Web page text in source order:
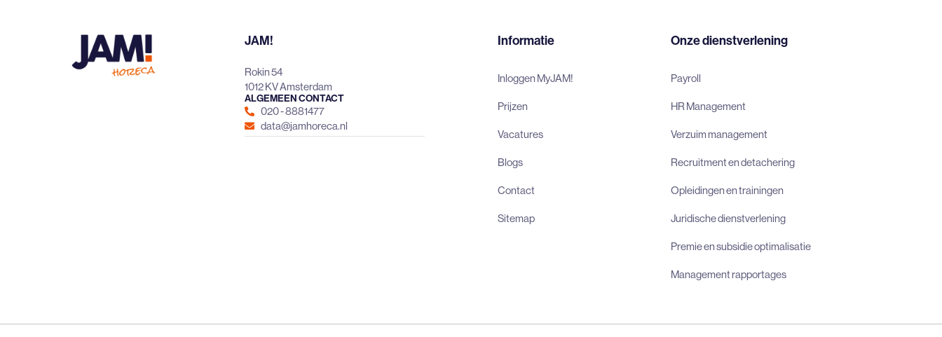
JAM!
Rokin 54
1012 KV Amsterdam
ALGEMEEN CONTACT
020 - 8881477
data@jamhoreca.nl
Informatie
Inloggen MyJAM!
Prijzen
Vacatures
Blogs
Contact
Sitemap
Onze dienstverlening
Payroll
HR Management
Verzuim management
Recruitment en detachering
Opleidingen en trainingen
Juridische dienstverlening
Premie en subsidie optimalisatie
Management rapportages